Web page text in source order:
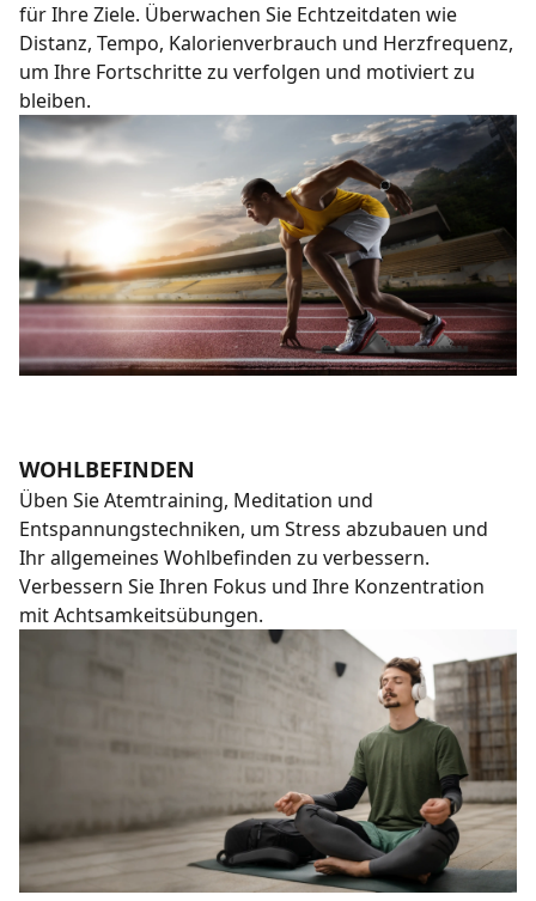
für Ihre Ziele. Überwachen Sie Echtzeitdaten wie
Distanz, Tempo, Kalorienverbrauch und Herzfrequenz,
um Ihre Fortschritte zu verfolgen und motiviert zu
bleiben.
WOHLBEFINDEN
Üben Sie Atemtraining, Meditation und
Entspannungstechniken, um Stress abzubauen und
Ihr allgemeines Wohlbefinden zu verbessern.
Verbessern Sie Ihren Fokus und Ihre Konzentration
mit Achtsamkeitsübungen.